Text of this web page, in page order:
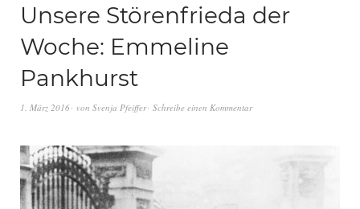
Unsere Störenfrieda der
Woche: Emmeline
Pankhurst
1. März 2016 von Svenja Pfeiffer Schreibe einen Kommentar